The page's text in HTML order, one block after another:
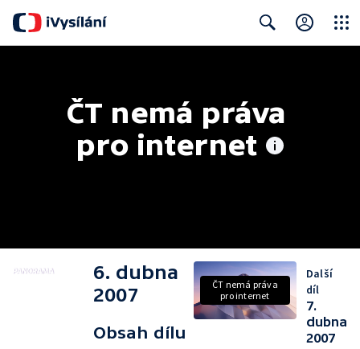
ČT nemá práva
pro internet
6. dubna
2007
Obsah dílu
ČT nemá práva
pro internet
Další
díl
7.
dubna
2007